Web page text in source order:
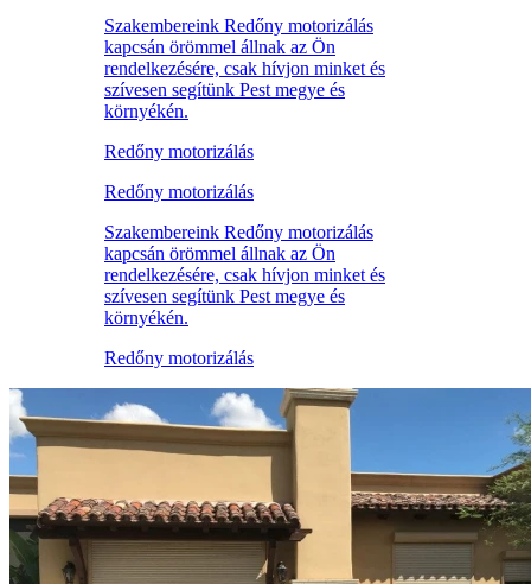
Szakembereink Redőny motorizálás
kapcsán örömmel állnak az Ön
rendelkezésére, csak hívjon minket és
szívesen segítünk Pest megye és
környékén.
Redőny motorizálás
Redőny motorizálás
Szakembereink Redőny motorizálás
kapcsán örömmel állnak az Ön
rendelkezésére, csak hívjon minket és
szívesen segítünk Pest megye és
környékén.
Redőny motorizálás